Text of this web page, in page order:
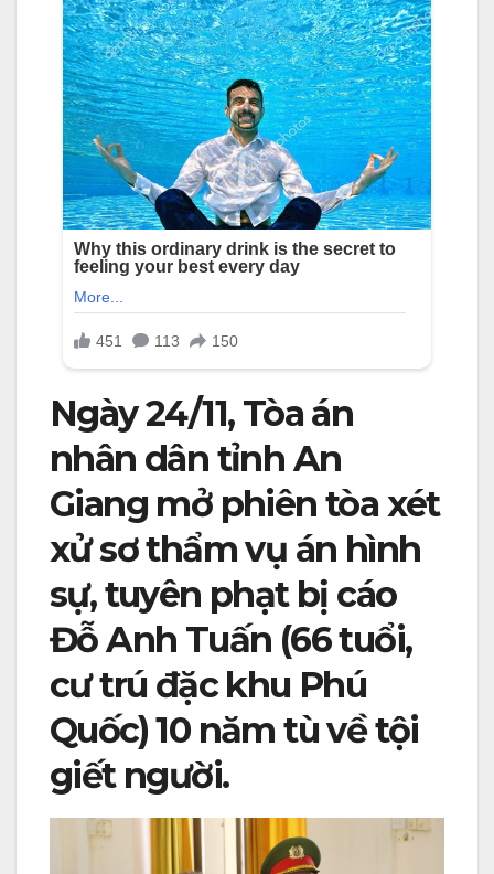
Ngày 24/11, Tòa án
nhân dân tỉnh An
Giang mở phiên tòa xét
xử sơ thẩm vụ án hình
sự, tuyên phạt bị cáo
Đỗ Anh Tuấn (66 tuổi,
cư trú đặc khu Phú
Quốc) 10 năm tù về tội
giết người.